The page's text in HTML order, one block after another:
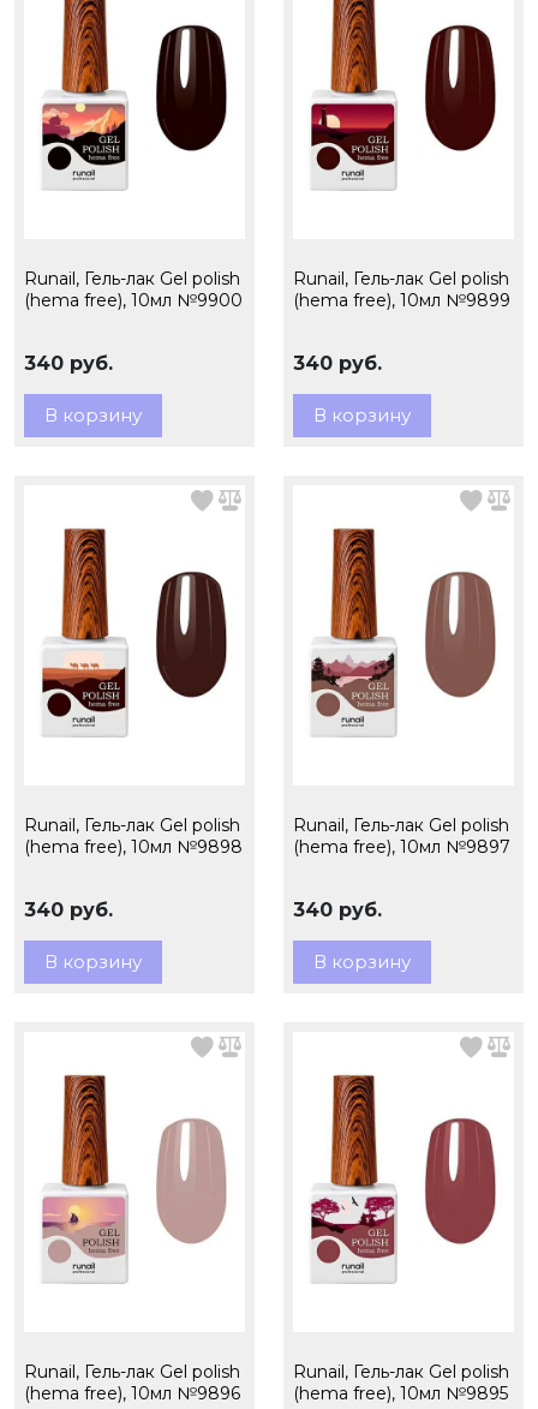
Runail, Гель-лак Gel polish
(hema free), 10мл №9900
340 руб.
В корзину
Runail, Гель-лак Gel polish
(hema free), 10мл №9899
340 руб.
В корзину
Runail, Гель-лак Gel polish
(hema free), 10мл №9898
340 руб.
В корзину
Runail, Гель-лак Gel polish
(hema free), 10мл №9897
340 руб.
В корзину
Runail, Гель-лак Gel polish
(hema free), 10мл №9896
Runail, Гель-лак Gel polish
(hema free), 10мл №9895